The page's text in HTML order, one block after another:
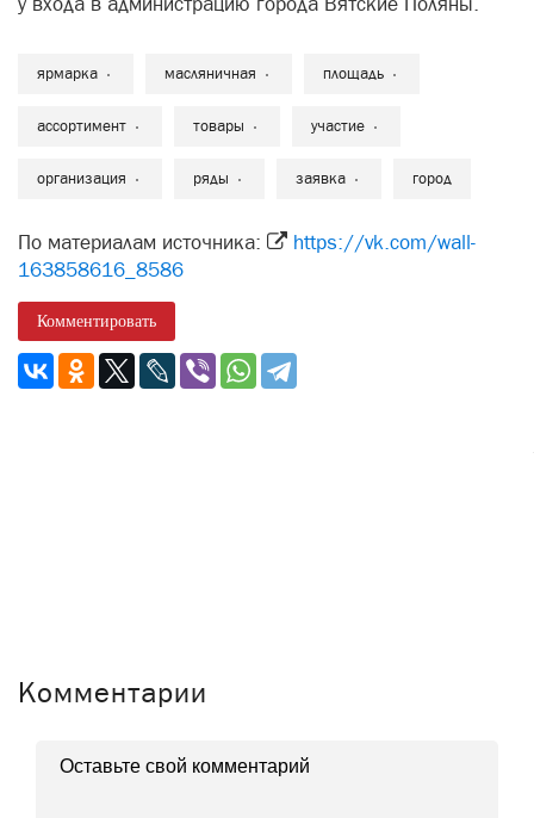
ярмарка масляничная площадь
ассортимент товары участие
организация ряды заявка город
По материалам источника:
https://vk.com/wall-
163858616_8586
Комментировать
Комментарии